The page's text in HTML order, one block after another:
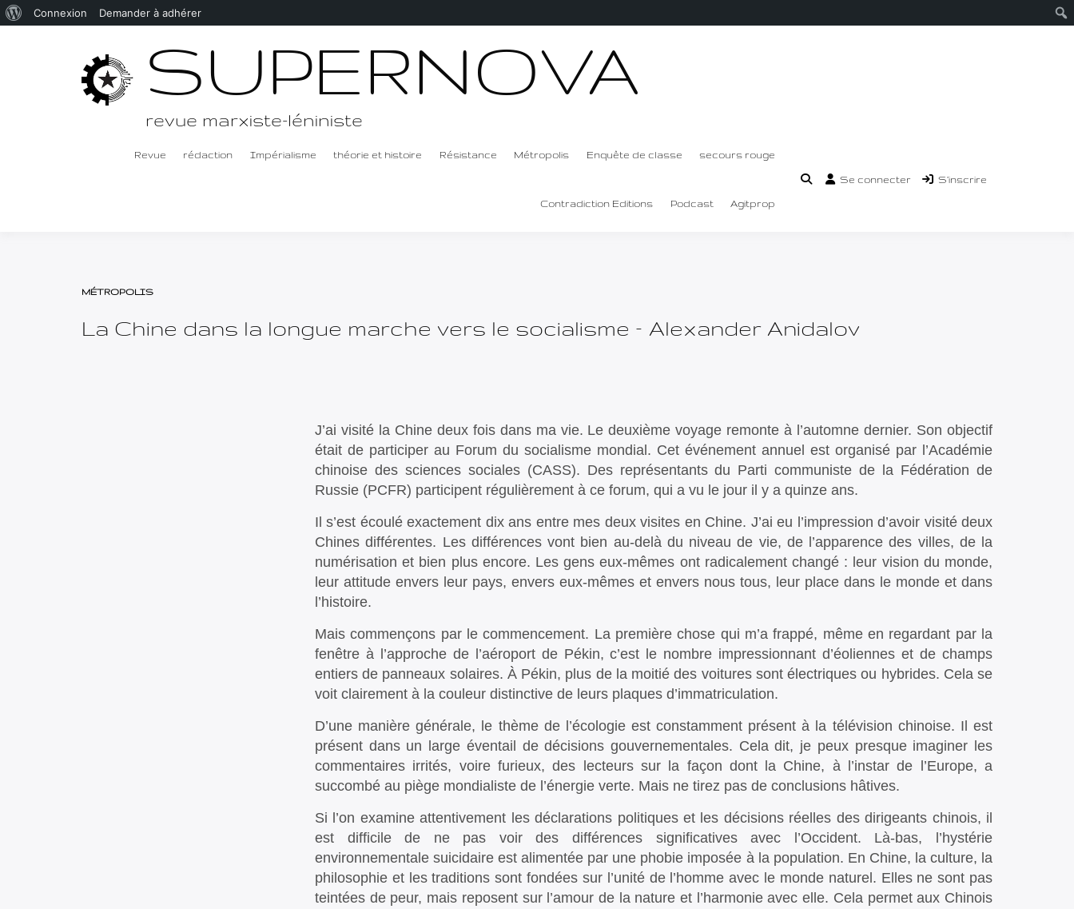
SUPERNOVA
revue marxiste-léniniste
Revue rédaction Impérialisme théorie et histoire Résistance Métropolis Enquête de classe secours rouge
Contradiction Editions Podcast Agitprop
Se connecter S’inscrire
MÉTROPOLIS
La Chine dans la longue marche vers le socialisme – Alexander Anidalov
J’ai visité la Chine deux fois dans ma vie. Le deuxième voyage remonte à l’automne dernier. Son objectif
était de participer au Forum du socialisme mondial. Cet événement annuel est organisé par l’Académie
chinoise des sciences sociales (CASS). Des représentants du Parti communiste de la Fédération de
Russie (PCFR) participent régulièrement à ce forum, qui a vu le jour il y a quinze ans.
Il s’est écoulé exactement dix ans entre mes deux visites en Chine. J’ai eu l’impression d’avoir visité deux
Chines différentes. Les différences vont bien au-delà du niveau de vie, de l’apparence des villes, de la
numérisation et bien plus encore. Les gens eux-mêmes ont radicalement changé : leur vision du monde,
leur attitude envers leur pays, envers eux-mêmes et envers nous tous, leur place dans le monde et dans
l’histoire.
Mais commençons par le commencement. La première chose qui m’a frappé, même en regardant par la
fenêtre à l’approche de l’aéroport de Pékin, c’est le nombre impressionnant d’éoliennes et de champs
entiers de panneaux solaires. À Pékin, plus de la moitié des voitures sont électriques ou hybrides. Cela se
voit clairement à la couleur distinctive de leurs plaques d’immatriculation.
D’une manière générale, le thème de l’écologie est constamment présent à la télévision chinoise. Il est
présent dans un large éventail de décisions gouvernementales. Cela dit, je peux presque imaginer les
commentaires irrités, voire furieux, des lecteurs sur la façon dont la Chine, à l’instar de l’Europe, a
succombé au piège mondialiste de l’énergie verte. Mais ne tirez pas de conclusions hâtives.
Si l’on examine attentivement les déclarations politiques et les décisions réelles des dirigeants chinois, il
est difficile de ne pas voir des différences significatives avec l’Occident. Là-bas, l’hystérie
environnementale suicidaire est alimentée par une phobie imposée à la population. En Chine, la culture, la
philosophie et les traditions sont fondées sur l’unité de l’homme avec le monde naturel. Elles ne sont pas
teintées de peur, mais reposent sur l’amour de la nature et l’harmonie avec elle. Cela permet aux Chinois
Connexion Demander à adhérer